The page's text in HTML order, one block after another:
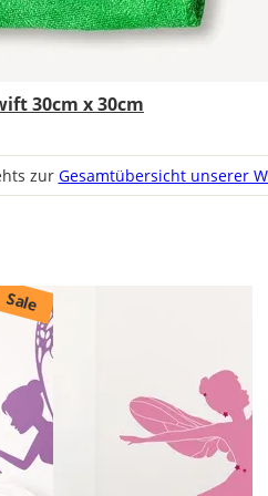
30cm x 30cm
zur Gesamtübersicht unserer
Sale